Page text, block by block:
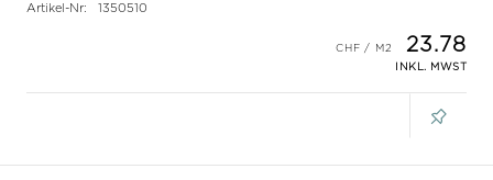
Artikel-Nr: 1350510
23.78
INKL. MWST